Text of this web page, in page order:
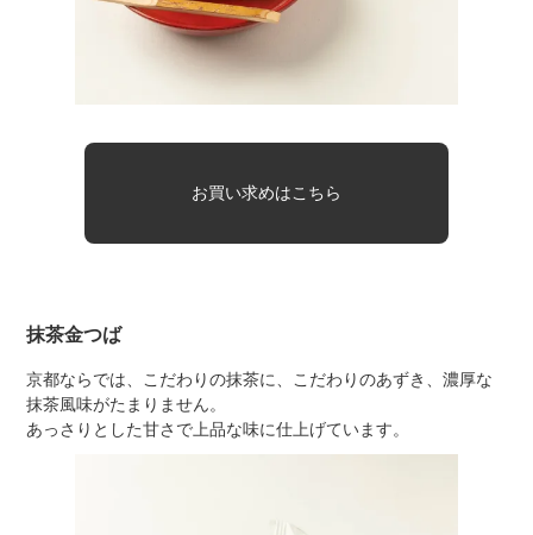
お買い求めはこちら
抹茶金つば
京都ならでは、こだわりの抹茶に、こだわりのあずき、濃厚な
抹茶風味がたまりません。
あっさりとした甘さで上品な味に仕上げています。